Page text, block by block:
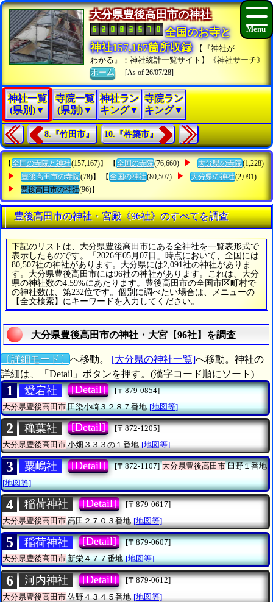
大分県豊後高田市の神社
全国のお寺と
神社157,167箇所収録
【『神社が
わかる』：神社統計一覧サイト】《神社サーチ》
ホーム
[As of 26/07/28]
神社一覧
(県別)▼
寺院一覧
(県別)▼
神社ラン
キング▼
寺院ラン
キング▼
8.『竹田市』 10.『杵築市』
【 全国の寺院と神社(157,167)】 【 全国の寺院(76,660) 大分県の寺院(1,228)
豊後高田市の寺院(78)】 【 全国の神社(80,507) 大分県の神社(2,091)
豊後高田市の神社(96)】
豊後高田市の神社・宮殿《96社》のすべてを調査
下記のリストは、大分県豊後高田市にある全神社を一覧表形式で
表示したものです。「2026年05月07日」時点において、全国には
80,507社の神社があります。大分県には2,091社の神社がありま
す。大分県豊後高田市には96社の神社があります。これは、大分
県の神社数の4.59%にあたります。豊後高田市の全国市区町村で
の神社数は、第232位です。個別に調べたい場合は、メニューの
【全文検索】にキーワードを入力してください。
大分県豊後高田市の神社・大宮【96社】を調査
〔詳細モード〕 へ移動。 [大分県の神社一覧]へ移動。神社の
詳細は、「Detail」ボタンを押す。(漢字コード順にソート)
1 愛宕社 [Detail]
[〒879-0854]
大分県豊後高田市田染小崎３２８７番地 [地図等]
2 穐葉社 [Detail]
[〒872-1205]
大分県豊後高田市小畑３３３の１番地 [地図等]
3 粟嶋社 [Detail] [〒872-1107] 大分県豊後高田市臼野１番地
[地図等]
4 稲荷神社 [Detail]
[〒879-0617]
大分県豊後高田市 高田２７０３番地 [地図等]
5 稲荷神社 [Detail]
[〒879-0607]
大分県豊後高田市新栄４７７番地 [地図等]
6 河内神社 [Detail]
[〒879-0612]
大分県豊後高田市 佐野４３４５番地 [地図等]